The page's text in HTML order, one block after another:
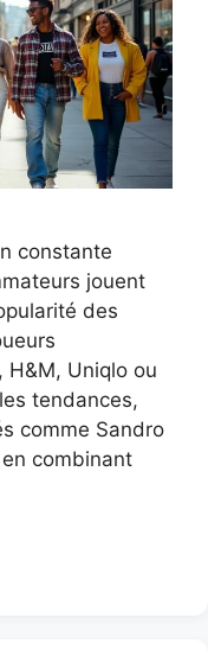
constante
jouent
des
Uniqlo ou
tendances,
comme Sandro
combinant